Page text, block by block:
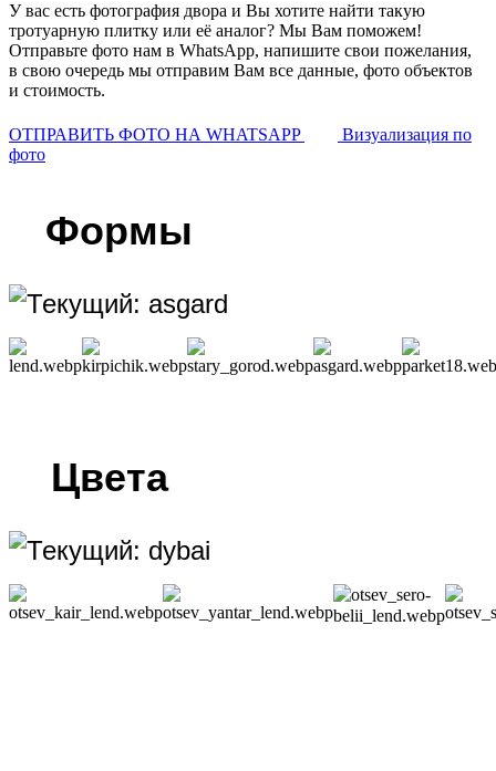
У вас есть фотография двора и Вы хотите найти такую
тротуарную плитку или её аналог? Мы Вам поможем!
Отправьте фото нам в WhatsApp, напишите свои пожелания,
в свою очередь мы отправим Вам все данные, фото объектов
и стоимость.
ОТПРАВИТЬ ФОТО НА WHATSAPP
Визуализация по
фото
Формы
Цвета